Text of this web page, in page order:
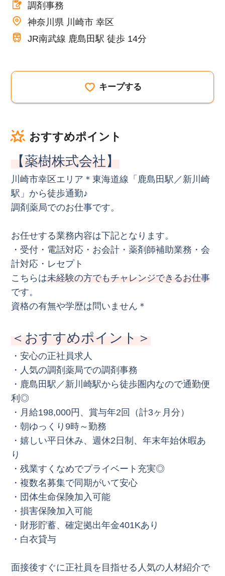
調剤事務
神奈川県 川崎市 幸区
JR南武線 鹿島田駅 徒歩 14分
キープする
おすすめポイント
【薬樹株式会社】
川崎市幸区エリア＊東海道線「鹿島田駅／新川崎
駅」から徒歩通勤♪
調剤薬局でのお仕事です。
お任せする業務内容は下記となります。
・受付・電話対応・お会計・薬剤師補助業務・会
計対応・レセプト
こちらは未経験の方でもチャレンジできるお仕事
です。
資格の有無や学歴は問いません＊
＜おすすめポイント＞
・安心の正社員求人
・人気の調剤薬局での調剤事務
・鹿島田駅／新川崎駅から徒歩圏内なので通勤便
利◎
・月給198,000円、賞与年2回（計3ヶ月分）
・朝ゆっくり9時～勤務
・嬉しい平日休み、週休2日制、年末年始休暇あ
り
・残業すくなめでプライベート充実◎
・複数名募集で同期がいて安心
・団体生命保険加入可能
・損害保険加入可能
・財形貯蓄、確定拠出年金401Kあり
・白衣貸与
面接後すぐに正社員を目指せる人気の人材紹介で